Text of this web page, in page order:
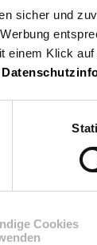
sicher und
Klick
Cookies